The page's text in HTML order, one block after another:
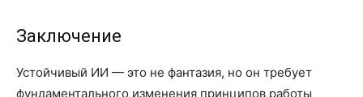
Заключение
Устойчивый ИИ — это не фантазия, но он требует
фундаментального изменения принципов работы